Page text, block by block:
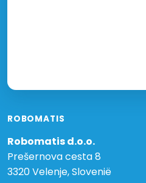
ROBOMATIS
Robomatis d.o.o.
Prešernova cesta 8
3320 Velenje, Slovenië